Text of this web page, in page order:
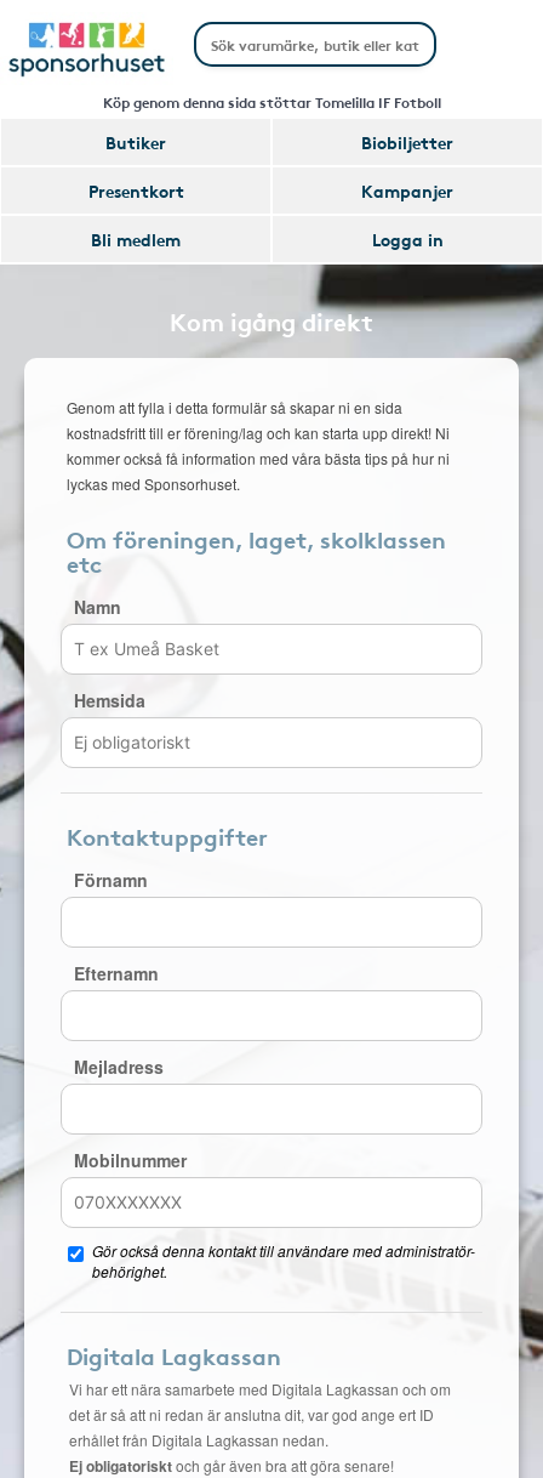
Köp genom denna sida stöttar Tomelilla IF Fotboll
Butiker
Biobiljetter
Presentkort
Kampanjer
Bli medlem
Logga in
Kom igång direkt
Genom att fylla i detta formulär så skapar ni en sida
kostnadsfritt till er förening/lag och kan starta upp direkt! Ni
kommer också få information med våra bästa tips på hur ni
lyckas med Sponsorhuset.
Om föreningen, laget, skolklassen
etc
Namn
Hemsida
Kontaktuppgifter
Förnamn
Efternamn
Mejladress
Mobilnummer
Gör också denna kontakt till användare med administratör-
behörighet.
Digitala Lagkassan
Vi har ett nära samarbete med Digitala Lagkassan och om
det är så att ni redan är anslutna dit, var god ange ert ID
erhållet från Digitala Lagkassan nedan.
Ej obligatorisktoch går även bra att göra senare!